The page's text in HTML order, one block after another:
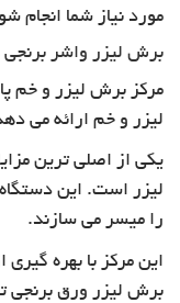
مورد نیاز شما انجام
برش لیزر واشر برنجی
مرکز برش لیزر و خم
لیزر و خم ارائه می
یکی از اصلی ترین
لیزر است. این
را میسر می سازند.
این مرکز با بهره گیری
برش لیزر ورق برنجی تا 6 میلیمتر را دارا می